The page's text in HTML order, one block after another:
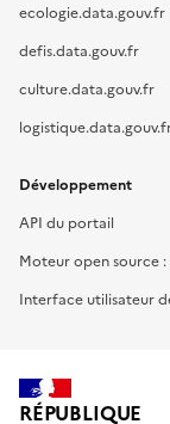
ecologie.data.gouv.fr
defis.data.gouv.fr
culture.data.gouv.fr
Développement
API du portail
Moteur open source :
Interface utilisateur
RÉPUBLIQUE